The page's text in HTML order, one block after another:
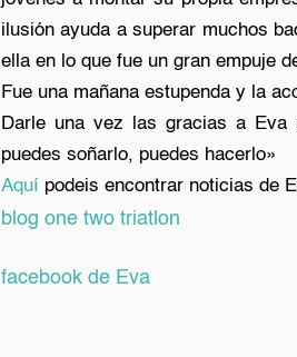
ilusión ayuda a superar muchos
ella en lo que fue un gran empuje
Fue una mañana estupenda y la
Darle una vez las gracias a
puedes soñarlo, puedes hacerlo»
Aquí podeis encontrar noticias de
blog one two triatlon
facebook de Eva